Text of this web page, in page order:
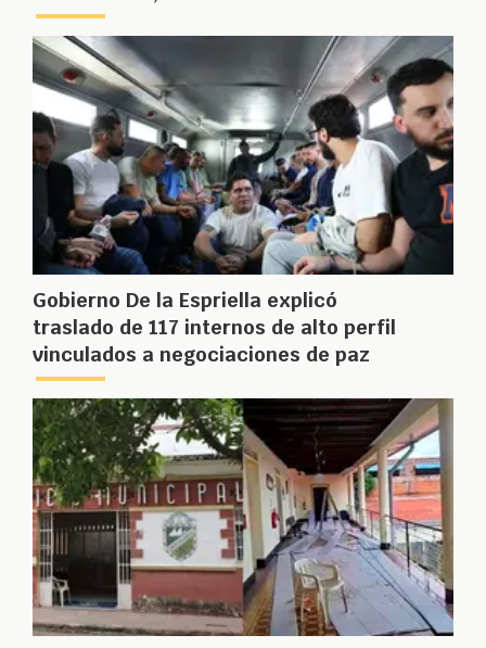
Gobierno De la Espriella explicó
traslado de 117 internos de alto perfil
vinculados a negociaciones de paz